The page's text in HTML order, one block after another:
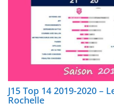
J15 Top 14 2019-2020 –
Rochelle